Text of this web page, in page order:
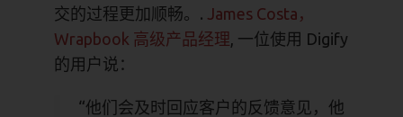
交的过程更加顺畅。. James Costa，
Wrapbook 高级产品经理 , 一位使用 Digify
的用户说：
“他们会及时回应客户的反馈意见，他